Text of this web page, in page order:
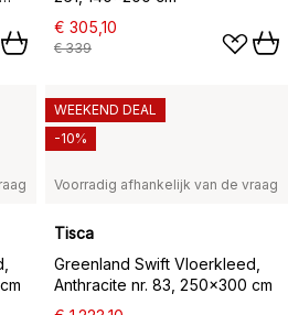
€ 305,10
€ 339
Voorradig afhankelijk van de vraag
Tisca
Greenland Swift Vloerkleed,
Anthracite nr. 83, 250x300 cm
WEEKEND DEAL
-10%